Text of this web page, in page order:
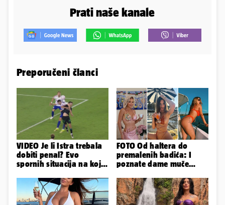
Prati naše kanale
Preporučeni članci
VIDEO Je li Istra trebala
dobiti penal? Evo
spornih situacija na koje
Istre
FOTO Od haltera do
premalenih badića: I
poznate dame muče
pozirale